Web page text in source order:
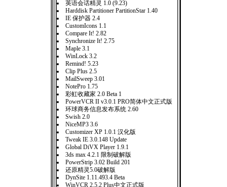
英语会话精灵 1.0 (9.23)
Harddisk Partitioner PartitionStar 1.40
IE 保护器 2.4
CustomIcons 1.1
Compare It! 2.82
Synchronize It! 2.75
Maple 3.1
WinLock 3.2
Remind! 5.23
Clip Plus 2.5
MailSweep 3.01
NotePro 1.75
彩虹收藏家 2.0 Beta 1
PowerVCR II v3.0.1 PRO简体中文正式版
环球商务信息发布系统 2.60
Swish 2.0
NiceMP3 3.6
Customizer XP 1.0.1 汉化版
Tweak IE 3.0.148 Update
Global DiVX Player 1.9.1
3ds max 4.2.1 限制破解版
PowerStrip 3.02 Build 201
还原精灵5.0破解版
DynSite 1.11.493.4 Beta
WinVCR 2.5.2 Plus中文正式版